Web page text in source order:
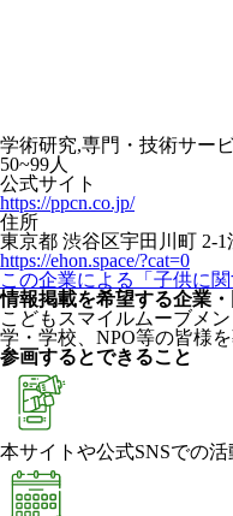
学術研究,専門・技術サー
50~99人
公式サイト
https://ppcn.co.jp/
住所
東京都 渋谷区宇田川町 2-1
https://ehon.space/?cat=0
この企業による「子供に
情報掲載を希望する企業
こどもスマイルムーブメ
学・学校、NPO等の皆様
参画するとできること
本サイトや公式SNSでの活